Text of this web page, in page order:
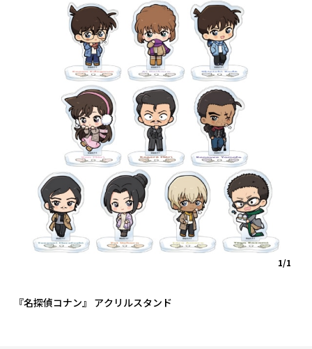
『名探偵コナン』 アクリルスタンド
1/1